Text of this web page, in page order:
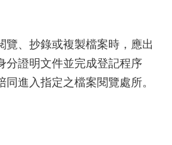
覽、抄錄或複製檔案時，應出
分證明文件並完成登記程序
進入指定之檔案閱覽處所。